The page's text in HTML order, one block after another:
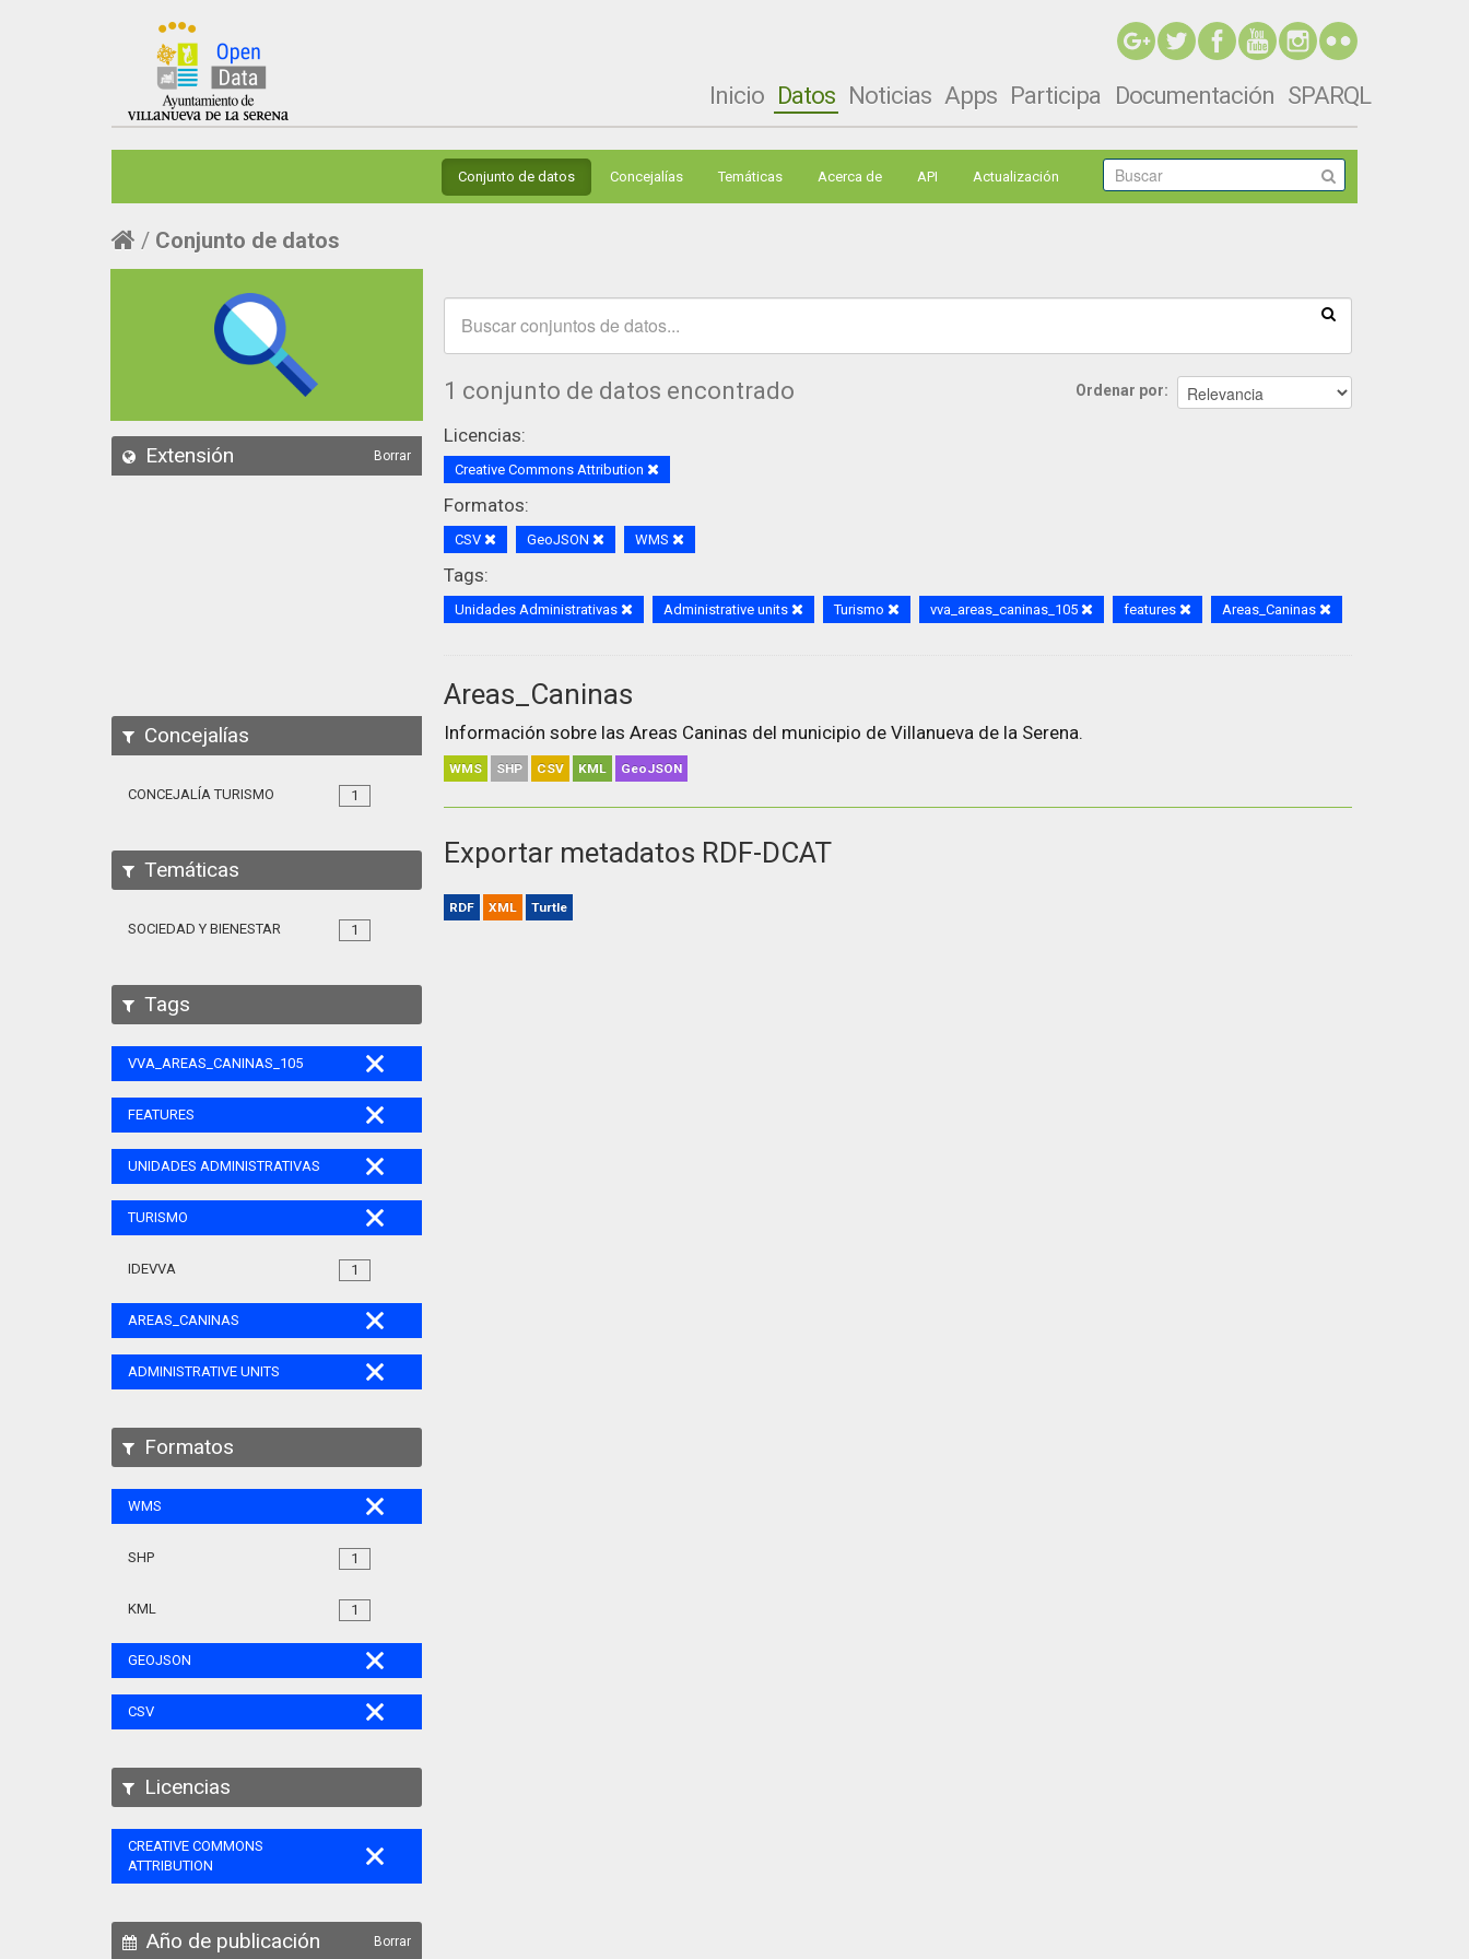
Inicio Datos Noticias Apps Participa Documentación SPARQL
Conjunto de datos Concejalías Temáticas Acerca de API Actualización
Conjunto de datos
Extensión Borrar
Concejalías
1
CONCEJALÍA TURISMO
Temáticas
1
SOCIEDAD Y BIENESTAR
Tags
VVA_AREAS_CANINAS_105
FEATURES
UNIDADES ADMINISTRATIVAS
TURISMO
1
IDEVVA
AREAS_CANINAS
ADMINISTRATIVE UNITS
Formatos
WMS
1
SHP
1
KML
GEOJSON
CSV
Licencias
CREATIVE COMMONS
ATTRIBUTION
Año de publicación Borrar
Ordenar por
1 conjunto de datos encontrado
Licencias:
Creative Commons Attribution
Formatos:
CSV GeoJSON WMS
Tags:
Unidades Administrativas Administrative units Turismo vva_areas_caninas_105 features Areas_Caninas
Areas_Caninas
Información sobre las Areas Caninas del municipio de Villanueva de la Serena.
WMS SHP CSV KML GeoJSON
Exportar metadatos RDF-DCAT
RDF XML Turtle